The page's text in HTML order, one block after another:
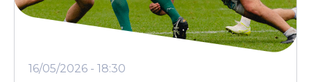
16/05/2026 - 18:30